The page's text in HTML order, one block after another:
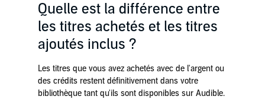
Quelle est la différence entre
les titres achetés et les titres
ajoutés inclus ?
Les titres que vous avez achetés avec de l'argent ou
des crédits restent définitivement dans votre
bibliothèque tant qu'ils sont disponibles sur Audible.